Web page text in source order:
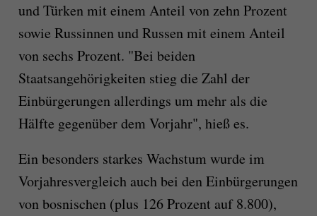
und Türken mit einem Anteil von zehn Prozent
sowie Russinnen und Russen mit einem Anteil
von sechs Prozent. "Bei beiden
Staatsangehörigkeiten stieg die Zahl der
Einbürgerungen allerdings um mehr als die
Hälfte gegenüber dem Vorjahr", hieß es.
Ein besonders starkes Wachstum wurde im
Vorjahresvergleich auch bei den Einbürgerungen
von bosnischen (plus 126 Prozent auf 8.800),